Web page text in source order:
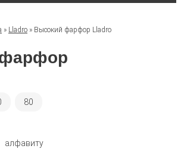
» Lladro » Высокий фарфор Lladro
80
алфавиту